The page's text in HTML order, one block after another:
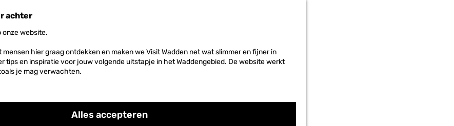
achter
onze website.
mensen hier graag ontdekken en maken we Visit Wadden net wat slimmer en fijner in
tips en inspiratie voor jouw volgende uitstapje in het Waddengebied. De website werkt
je mag verwachten.
Alles accepteren